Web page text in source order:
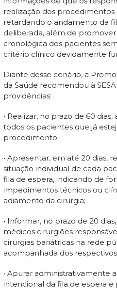
realização dos
retardando o andamento da
deliberada, além de
cronológica dos pacientes
critério clínico devidamente
Diante desse cenário, a
da Saúde recomendou à
providências:
• Realizar, no prazo de 60
todos os pacientes que já
procedimento;
• Apresentar, em até 20 dias,
situação individual de cada
fila de espera, indicando de
impedimentos técnicos ou
adiamento da cirurgia;
• Informar, no prazo de 20
médicos cirurgiões
cirurgias bariátricas na rede
acompanhada dos
• Apurar administrativamente
intencional da fila de espera e